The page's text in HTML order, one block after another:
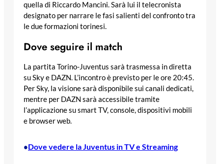
quella di Riccardo Mancini. Sarà lui il telecronista
designato per narrare le fasi salienti del confronto tra
le due formazioni torinesi.
Dove seguire il match
La partita Torino-Juventus sarà trasmessa in diretta
su Sky e DAZN. L’incontro è previsto per le ore 20:45.
Per Sky, la visione sarà disponibile sui canali dedicati,
mentre per DAZN sarà accessibile tramite
l’applicazione su smart TV, console, dispositivi mobili
e browser web.
•Dove vedere la Juventus in TV e Streaming